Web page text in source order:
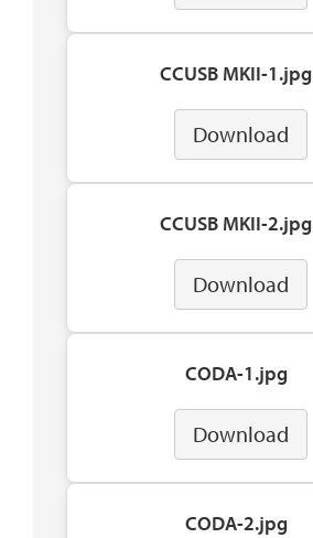
CCUSB MKII-1.jpg
Download
CCUSB MKII-2.jpg
Download
CODA-1.jpg
Download
CODA-2.jpg